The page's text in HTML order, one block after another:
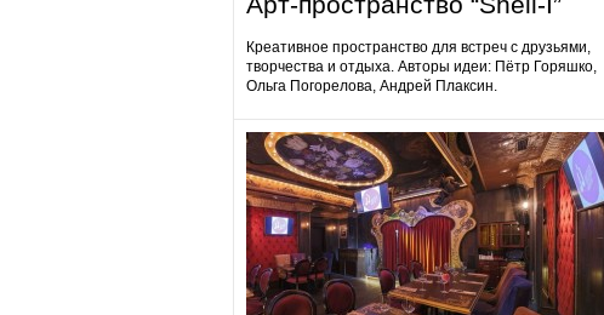
Креативное пространство для встреч с друзьями,
творчества и отдыха. Авторы идеи: Пётр Горяшко,
Ольга Погорелова, Андрей Плаксин.